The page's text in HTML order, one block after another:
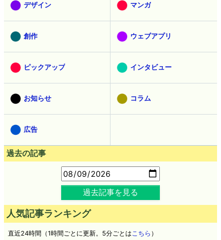
デザイン マンガ
創作 ウェブアプリ
ピックアップ インタビュー
お知らせ コラム
広告
過去の記事
過去記事を見る
人気記事ランキング
直近24時間（1時間ごとに更新。5分ごとは こちら ）